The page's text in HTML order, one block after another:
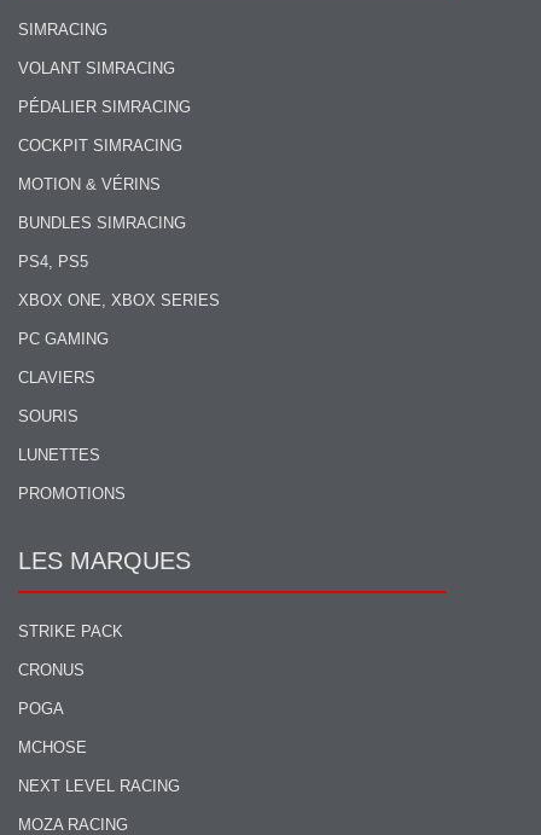
SIMRACING
VOLANT SIMRACING
PÉDALIER SIMRACING
COCKPIT SIMRACING
MOTION & VÉRINS
BUNDLES SIMRACING
PS4, PS5
XBOX ONE, XBOX SERIES
PC GAMING
CLAVIERS
SOURIS
LUNETTES
PROMOTIONS
LES MARQUES
STRIKE PACK
CRONUS
POGA
MCHOSE
NEXT LEVEL RACING
MOZA RACING